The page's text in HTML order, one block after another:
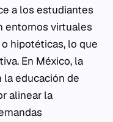
a los estudiantes
entornos virtuales
hipotéticas, lo que
En México, la
educación de
alinear la